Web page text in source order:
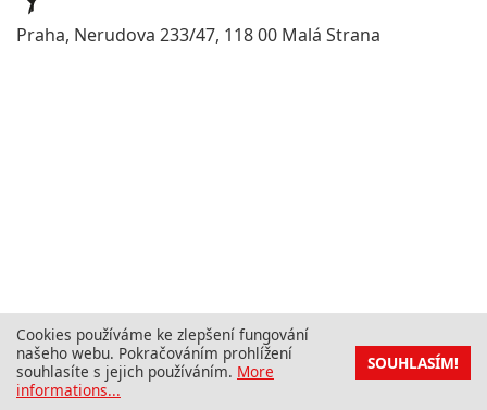
Praha, Nerudova 233/47, 118 00 Malá Strana
Cookies používáme ke zlepšení fungování
našeho webu. Pokračováním prohlížení
souhlasíte s jejich používáním. More
informations...
SOUHLASÍM!